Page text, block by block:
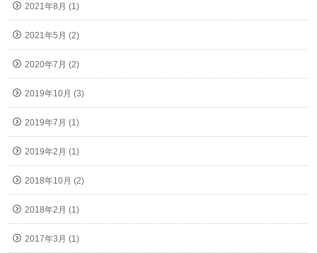
2021年8月 (1)
2021年5月 (2)
2020年7月 (2)
2019年10月 (3)
2019年7月 (1)
2019年2月 (1)
2018年10月 (2)
2018年2月 (1)
2017年3月 (1)